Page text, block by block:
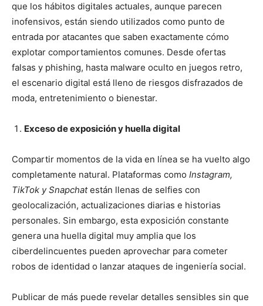
que los hábitos digitales actuales, aunque parecen
inofensivos, están siendo utilizados como punto de
entrada por atacantes que saben exactamente cómo
explotar comportamientos comunes. Desde ofertas
falsas y phishing, hasta malware oculto en juegos retro,
el escenario digital está lleno de riesgos disfrazados de
moda, entretenimiento o bienestar.
Exceso de exposición y huella digital
Compartir momentos de la vida en línea se ha vuelto algo
completamente natural. Plataformas como Instagram,
TikTok y Snapchatestán llenas de selfies con
geolocalización, actualizaciones diarias e historias
personales. Sin embargo, esta exposición constante
genera una huella digital muy amplia que los
ciberdelincuentes pueden aprovechar para cometer
robos de identidad o lanzar ataques de ingeniería social.
Publicar de más puede revelar detalles sensibles sin que